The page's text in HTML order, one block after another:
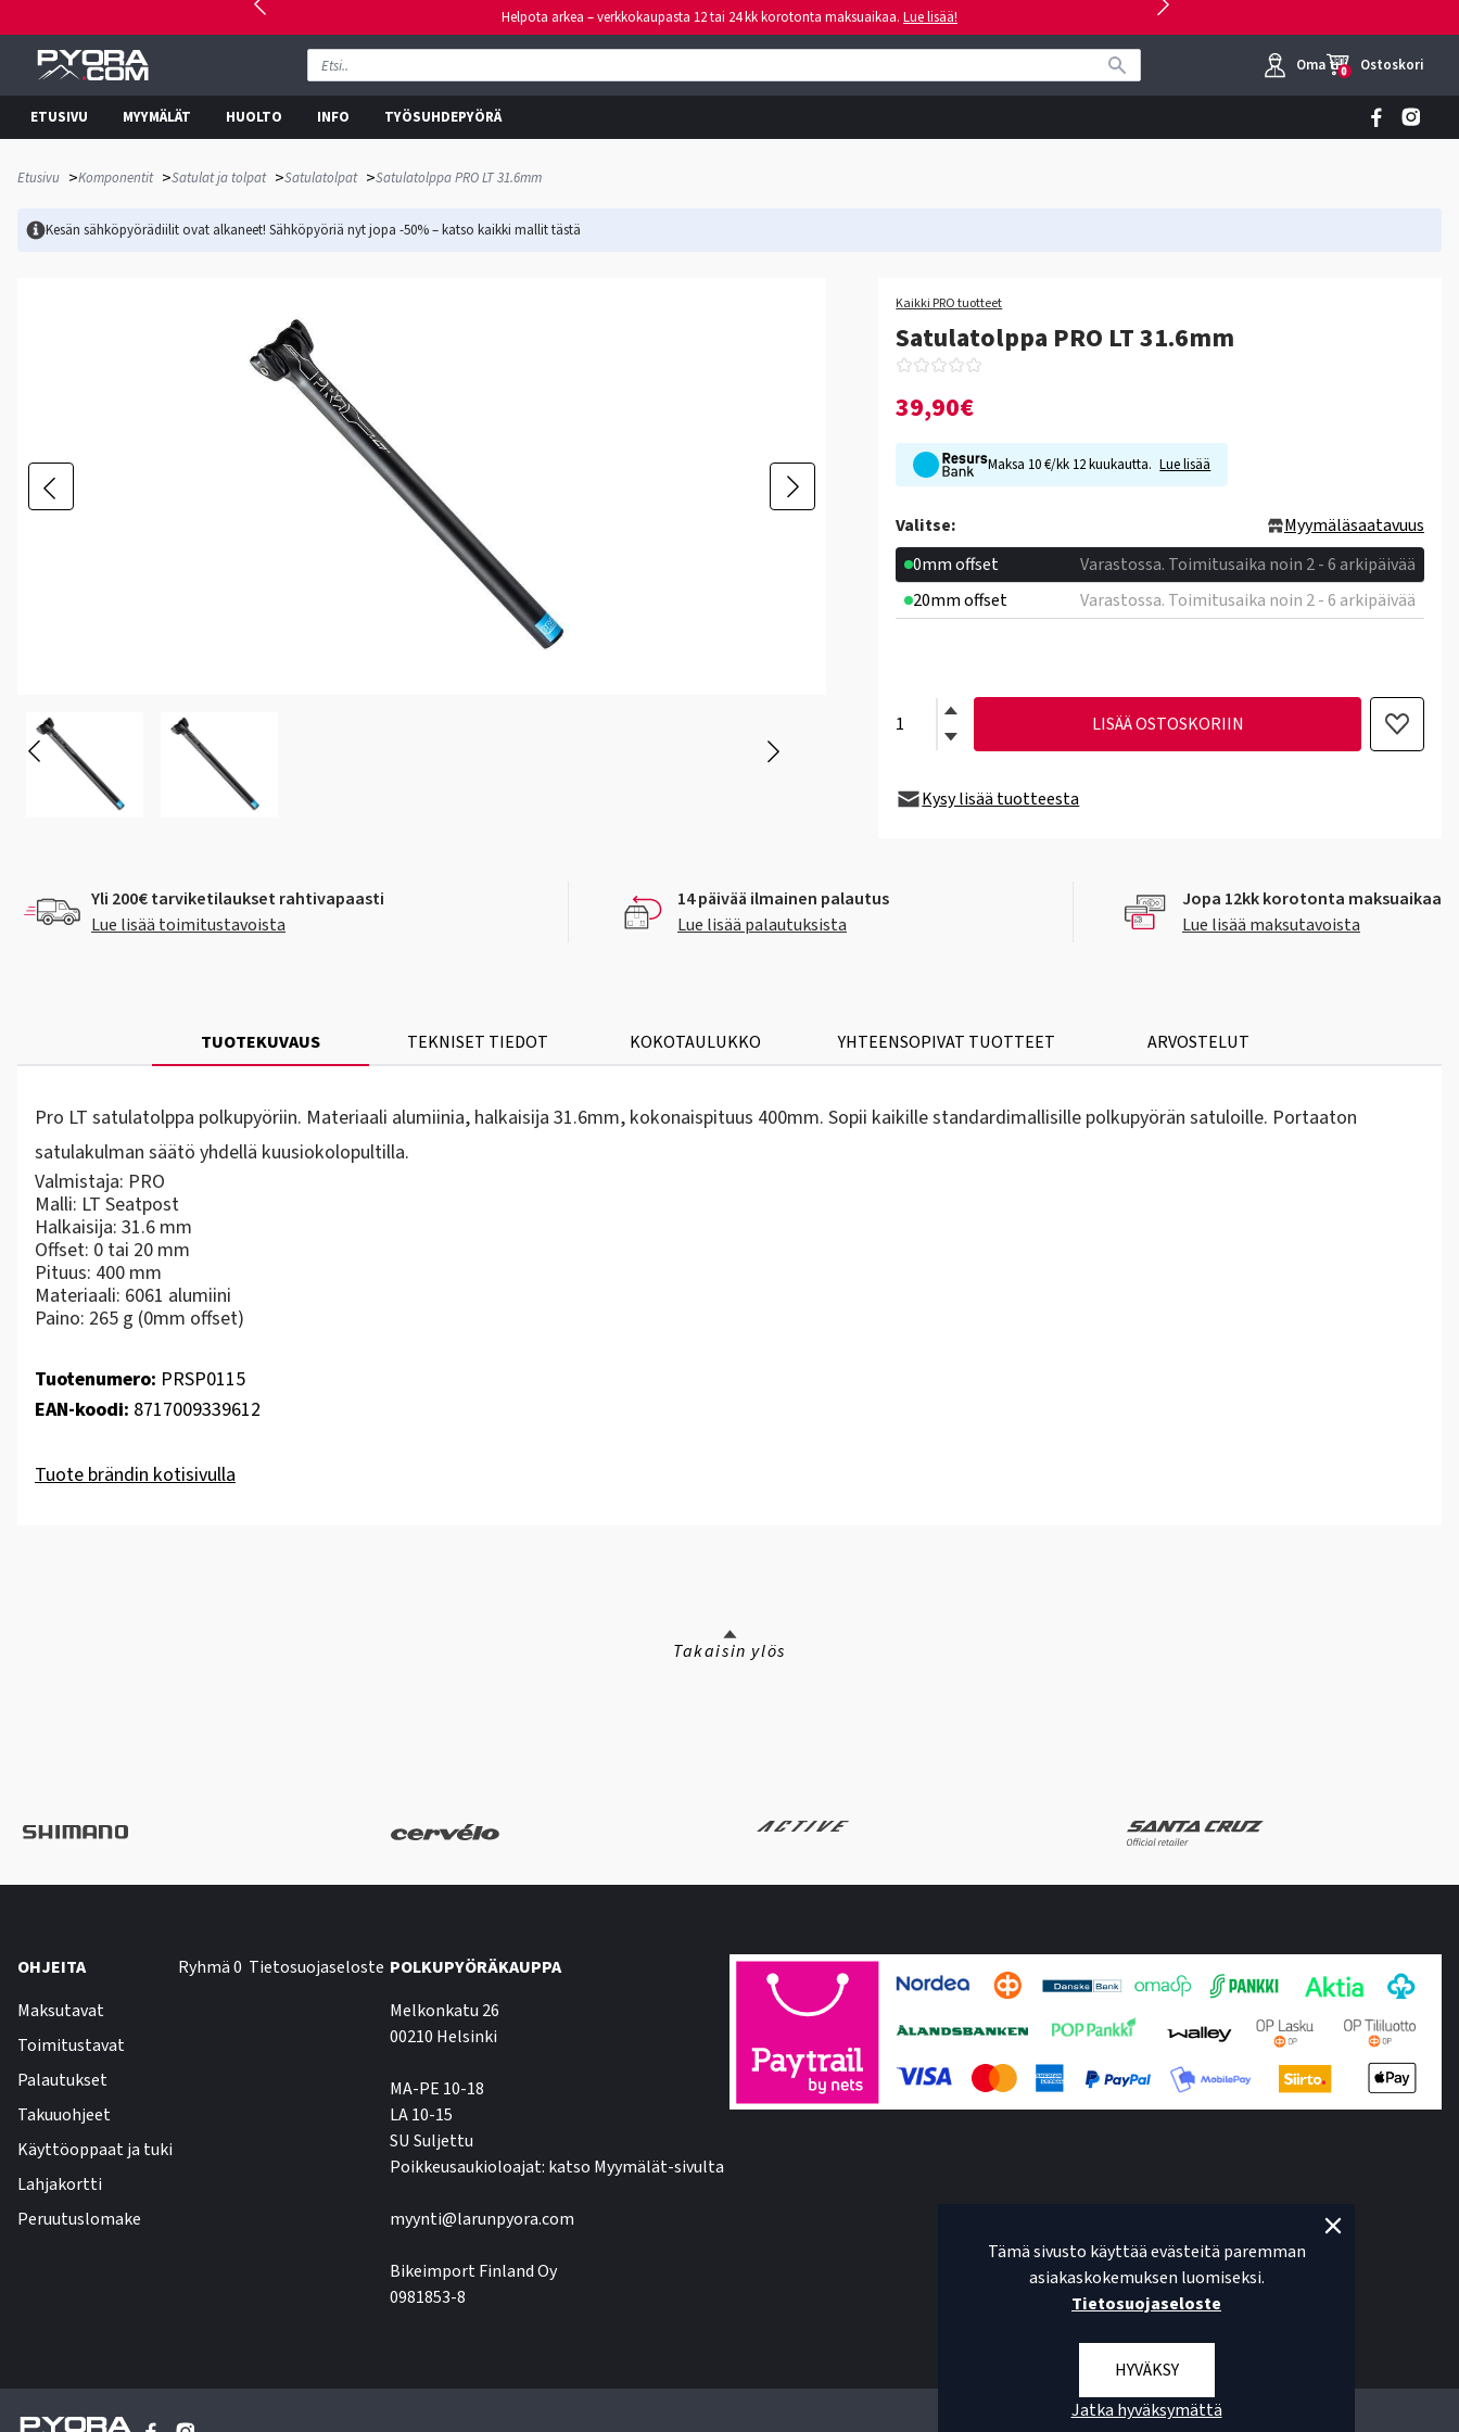
Helpota arkea – verkkokaupasta 12 tai 24 kk korotonta maksuaikaa. Lue lisää!
Oma tili
0 Ostoskori
ETUSIVU MYYMÄLÄT HUOLTO INFO TYÖSUHDEPYÖRÄ
Etusivu >Komponentit >Satulat ja tolpat >Satulatolpat >Satulatolppa PRO LT 31.6mm
Kesän sähköpyörädiilit ovat alkaneet! Sähköpyöriä nyt jopa -50% – katso kaikki mallittästä
Kaikki PRO tuotteet
Satulatolppa PRO LT 31.6mm
39,90€
Maksa 10 €/kk 12 kuukautta. Lue lisää
Valitse:
Myymäläsaatavuus
0mm offset
Varastossa. Toimitusaika noin 2 - 6 arkipäivää
20mm offset
Varastossa. Toimitusaika noin 2 - 6 arkipäivää
LISÄÄ OSTOSKORIIN
Kysy lisää tuotteesta
Yli 200€ tarviketilaukset rahtivapaasti
Lue lisää toimitustavoista
14 päivää ilmainen palautus
Lue lisää palautuksista
Jopa 12kk korotonta maksuaikaa
Lue lisää maksutavoista
TUOTEKUVAUS TEKNISET TIEDOT KOKOTAULUKKO YHTEENSOPIVAT TUOTTEET ARVOSTELUT
Pro LT satulatolppa polkupyöriin. Materiaali alumiinia, halkaisija 31.6mm, kokonaispituus 400mm. Sopii kaikille standardimallisille polkupyörän satuloille. Portaaton
satulakulman säätö yhdellä kuusiokolopultilla.
Valmistaja: PRO
Malli: LT Seatpost
Halkaisija: 31.6 mm
Offset: 0 tai 20 mm
Pituus: 400 mm
Materiaali: 6061 alumiini
Paino: 265 g (0mm offset)
Tuotenumero: PRSP0115
EAN-koodi: 8717009339612
Tuote brändin kotisivulla
Takaisin ylös
OHJEITA
Maksutavat
Toimitustavat
Palautukset
Takuuohjeet
Käyttöoppaat ja tuki
Lahjakortti
Peruutuslomake
Ryhmä 0 Tietosuojaseloste POLKUPYÖRÄKAUPPA
Melkonkatu 26
00210 Helsinki
MA-PE 10-18
LA 10-15
SU Suljettu
Poikkeusaukioloajat: katso Myymälät-sivulta
myynti@larunpyora.com
Bikeimport Finland Oy
0981853-8
Tämä sivusto käyttää evästeitä paremman
asiakaskokemuksen luomiseksi.
Tietosuojaseloste
HYVÄKSY
Jatka hyväksymättä